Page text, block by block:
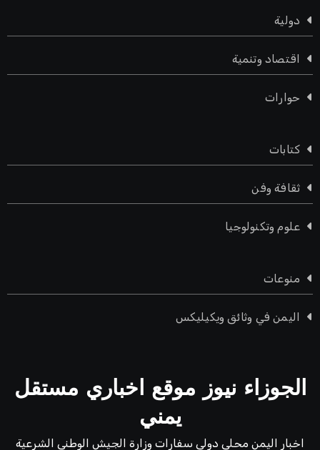
دولية
اقتصاد وتنمية
حوارات
كتابات
ثقافة وفن
علوم وتكنولوجيا
منوعات
اليمن في وثائق ويكيليكس
الجوزاء نيوز موقع اخباري مستقل
يمني
اخبار اليمن محلي دولي سفارات وزارة الجيش الوطني الشرعية